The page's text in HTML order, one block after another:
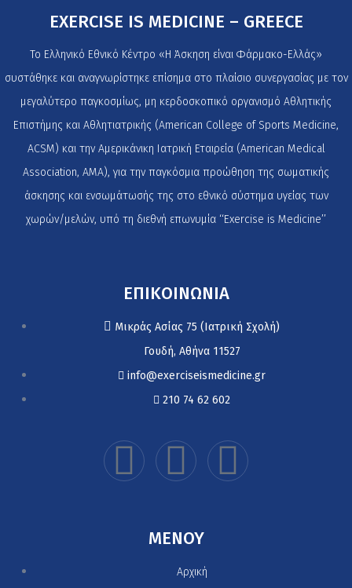
EXERCISE IS MEDICINE – GREECE
Το Ελληνικό Εθνικό Κέντρο «Η Άσκηση είναι Φάρμακο-Ελλάς»
συστάθηκε και αναγνωρίστηκε επίσημα στο πλαίσιο συνεργασίας με τον
μεγαλύτερο παγκοσμίως, μη κερδοσκοπικό οργανισμό Αθλητικής
Επιστήμης και Αθλητιατρικής (American College of Sports Medicine,
ACSM) και την Αμερικάνικη Ιατρική Εταιρεία (American Medical
Association, AMA), για την παγκόσμια προώθηση της σωματικής
άσκησης και ενσωμάτωσής της στο εθνικό σύστημα υγείας των
χωρών/μελών, υπό τη διεθνή επωνυμία ‘‘Exercise is Medicine’’
ΕΠΙΚΟΙΝΩΝΙΑ
Μικράς Ασίας 75 (Ιατρική Σχολή)
Γουδή, Αθήνα 11527
info@exerciseismedicine.gr
210 74 62 602
MENOY
Αρχική